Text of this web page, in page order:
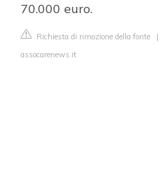
70.000 euro.
Richiesta di rimozione della fonte |
assocarenews.it